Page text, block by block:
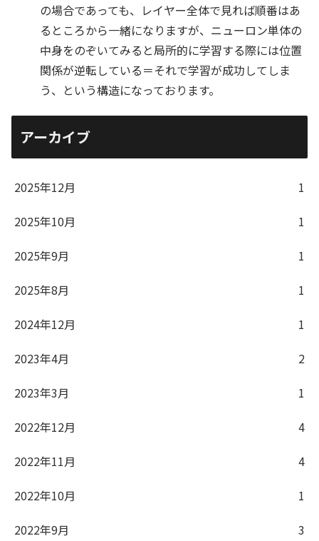
の場合であっても、レイヤー全体で見れば順番はあ
るところから一緒になりますが、ニューロン単体の
中身をのぞいてみると局所的に学習する際には位置
関係が逆転している＝それで学習が成功してしま
う、という構造になっております。
アーカイブ
2025年12月
1
2025年10月
1
2025年9月
1
2025年8月
1
2024年12月
1
2023年4月
2
2023年3月
1
2022年12月
4
2022年11月
4
2022年10月
1
2022年9月
3